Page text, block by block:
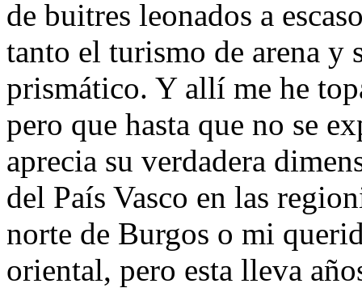
de buitres leonados a
tanto el turismo de arena
prismático. Y allí me he
pero que hasta que no se
aprecia su verdadera
del País Vasco en las
norte de Burgos o mi
oriental, pero esta lleva